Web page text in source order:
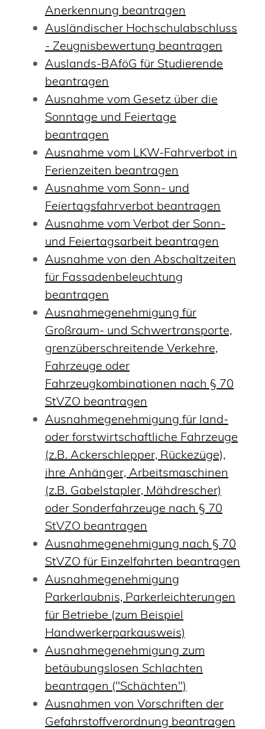
Anerkennung beantragen
Ausländischer Hochschulabschluss
- Zeugnisbewertung beantragen
Auslands-BAföG für Studierende
beantragen
Ausnahme vom Gesetz über die
Sonntage und Feiertage
beantragen
Ausnahme vom LKW-Fahrverbot in
Ferienzeiten beantragen
Ausnahme vom Sonn- und
Feiertagsfahrverbot beantragen
Ausnahme vom Verbot der Sonn-
und Feiertagsarbeit beantragen
Ausnahme von den Abschaltzeiten
für Fassadenbeleuchtung
beantragen
Ausnahmegenehmigung für
Großraum- und Schwertransporte,
grenzüberschreitende Verkehre,
Fahrzeuge oder
Fahrzeugkombinationen nach § 70
StVZO beantragen
Ausnahmegenehmigung für land-
oder forstwirtschaftliche Fahrzeuge
(z.B. Ackerschlepper, Rückezüge),
ihre Anhänger, Arbeitsmaschinen
(z.B. Gabelstapler, Mähdrescher)
oder Sonderfahrzeuge nach § 70
StVZO beantragen
Ausnahmegenehmigung nach § 70
StVZO für Einzelfahrten beantragen
Ausnahmegenehmigung
Parkerlaubnis, Parkerleichterungen
für Betriebe (zum Beispiel
Handwerkerparkausweis)
Ausnahmegenehmigung zum
betäubungslosen Schlachten
beantragen ("Schächten")
Ausnahmen von Vorschriften der
Gefahrstoffverordnung beantragen